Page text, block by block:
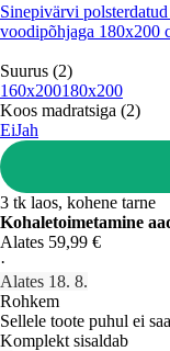
Sinepivärvi
voodipõhjaga 180x200
Suurus (2)
160x200180x200
Koos madratsiga (2)
EiJah
3 tk laos, kohene tarne
Kohaletoimetamine
Alates 59,99 €
·
Alates 18. 8.
Rohkem
Sellele toote puhul ei
Komplekt sisaldab